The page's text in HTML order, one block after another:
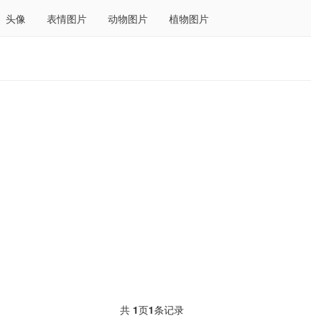
头像 表情图片 动物图片 植物图片
共 1页1条记录